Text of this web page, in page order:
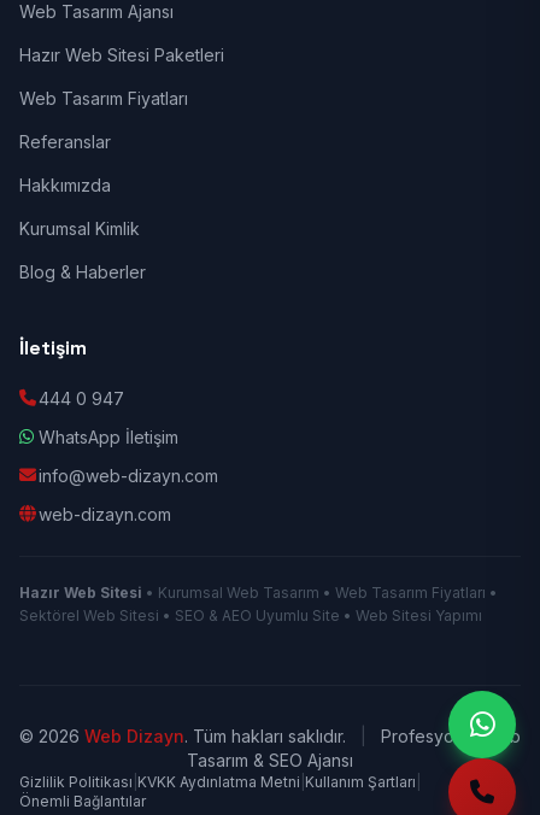
Web Tasarım Ajansı
Hazır Web Sitesi Paketleri
Web Tasarım Fiyatları
Referanslar
Hakkımızda
Kurumsal Kimlik
Blog & Haberler
İletişim
444 0 947
WhatsApp İletişim
info@web-dizayn.com
web-dizayn.com
Hazır Web Sitesi • Kurumsal Web Tasarım • Web Tasarım Fiyatları •
Sektörel Web Sitesi • SEO & AEO Uyumlu Site • Web Sitesi Yapımı
© 2026 Web Dizayn. Tüm hakları saklıdır.
Profesyonel Web
Tasarım & SEO Ajansı
Gizlilik Politikası KVKK Aydınlatma Metni Kullanım Şartları
Önemli Bağlantılar